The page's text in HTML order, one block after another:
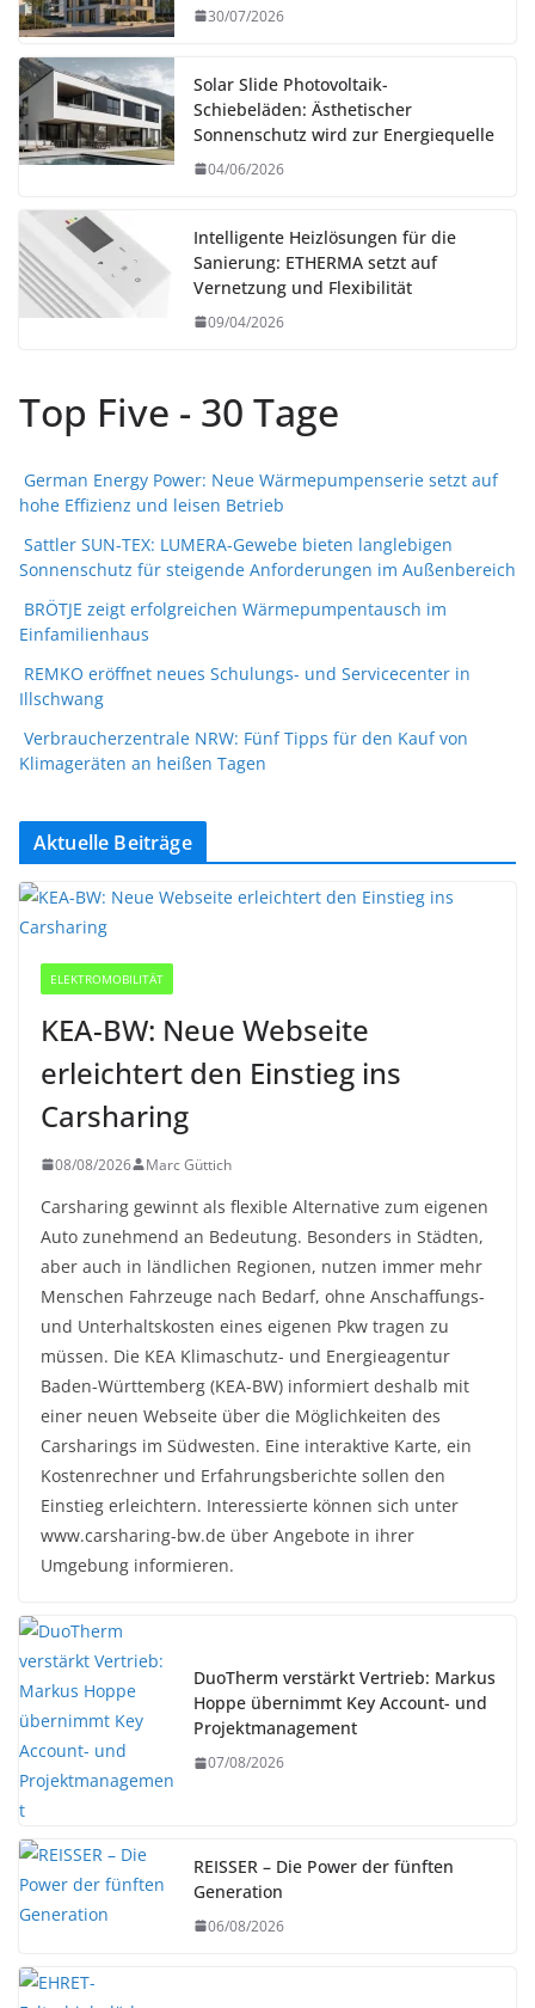
30/07/2026
Solar Slide Photovoltaik-
Schiebeläden: Ästhetischer
Sonnenschutz wird zur Energiequelle
04/06/2026
Intelligente Heizlösungen für die
Sanierung: ETHERMA setzt auf
Vernetzung und Flexibilität
09/04/2026
Top Five - 30 Tage
German Energy Power: Neue Wärmepumpenserie setzt auf
hohe Effizienz und leisen Betrieb
Sattler SUN-TEX: LUMERA-Gewebe bieten langlebigen
Sonnenschutz für steigende Anforderungen im Außenbereich
BRÖTJE zeigt erfolgreichen Wärmepumpentausch im
Einfamilienhaus
REMKO eröffnet neues Schulungs- und Servicecenter in
Illschwang
Verbraucherzentrale NRW: Fünf Tipps für den Kauf von
Klimageräten an heißen Tagen
Aktuelle Beiträge
ELEKTROMOBILITÄT
KEA-BW: Neue Webseite
erleichtert den Einstieg ins
Carsharing
08/08/2026 Marc Güttich
Carsharing gewinnt als flexible Alternative zum eigenen
Auto zunehmend an Bedeutung. Besonders in Städten,
aber auch in ländlichen Regionen, nutzen immer mehr
Menschen Fahrzeuge nach Bedarf, ohne Anschaffungs-
und Unterhaltskosten eines eigenen Pkw tragen zu
müssen. Die KEA Klimaschutz- und Energieagentur
Baden-Württemberg (KEA-BW) informiert deshalb mit
einer neuen Webseite über die Möglichkeiten des
Carsharings im Südwesten. Eine interaktive Karte, ein
Kostenrechner und Erfahrungsberichte sollen den
Einstieg erleichtern. Interessierte können sich unter
www.carsharing-bw.de über Angebote in ihrer
Umgebung informieren.
DuoTherm verstärkt Vertrieb: Markus
Hoppe übernimmt Key Account- und
Projektmanagement
07/08/2026
REISSER – Die Power der fünften
Generation
06/08/2026